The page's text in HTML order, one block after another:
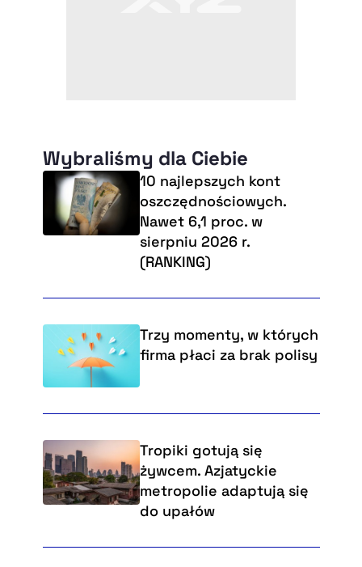
Wybraliśmy dla Ciebie
10 najlepszych kont
oszczędnościowych.
Nawet 6,1 proc. w
sierpniu 2026 r.
(RANKING)
Trzy momenty, w których
firma płaci za brak polisy
Tropiki gotują się
żywcem. Azjatyckie
metropolie adaptują się
do upałów